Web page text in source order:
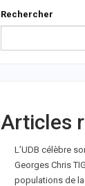
Rechercher
Articles
L’UDB célèbre
Georges Chris
populations de